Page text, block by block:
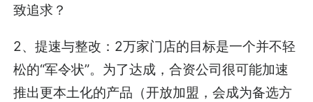
致追求？
2、提速与整改：2万家门店的目标是一个并不轻
松的“军令状”。为了达成，合资公司很可能加速
推出更本土化的产品（开放加盟，会成为备选方